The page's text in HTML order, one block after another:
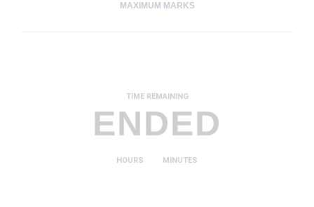
MAXIMUM MARKS
ENDED
TIME REMAINING
HOURS MINUTES